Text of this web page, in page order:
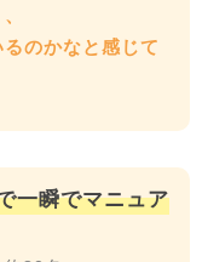
のかなと感じて
一瞬でマニュア